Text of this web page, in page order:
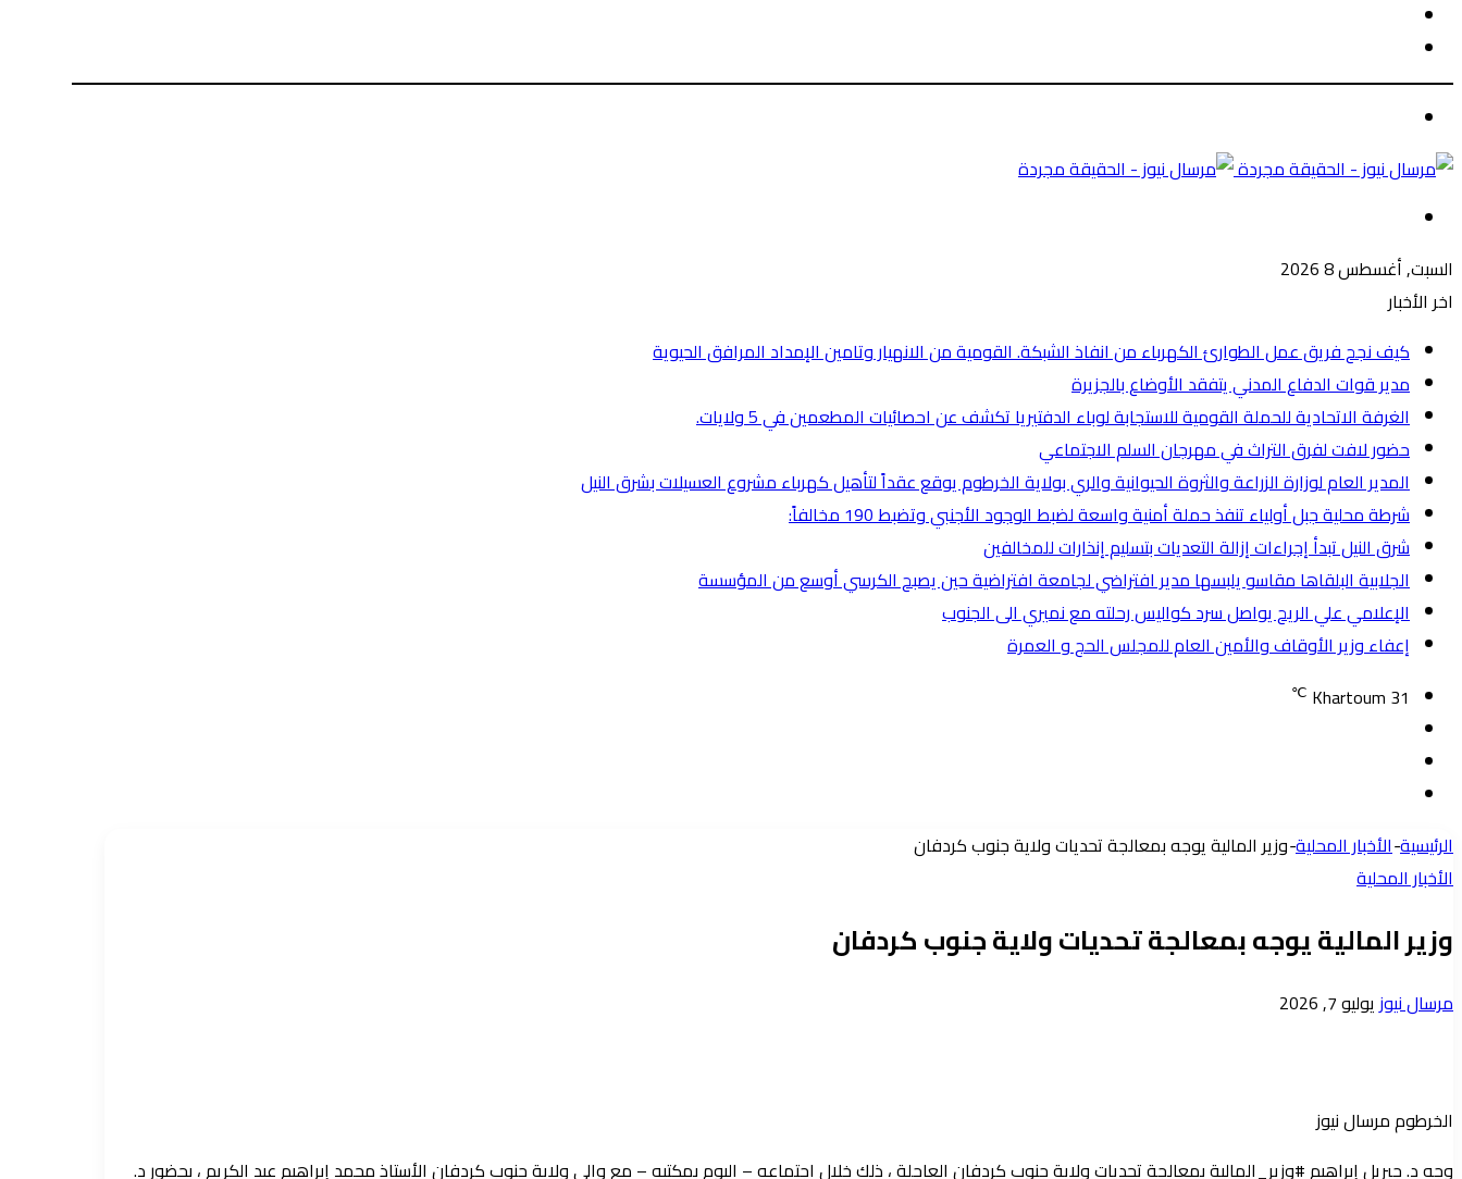
عن
السبت, أغسطس 8 2026
اخر الأخبار
كيف نجح فريق عمل الطوارئ الكهرباء من انفاذ الشبكة. القومية من الانهيار وتامين الإمداد المرافق الحيوية
مدير قوات الدفاع المدني يتفقد الأوضاع بالجزيرة
الغرفة الاتحادية للحملة القومية للاستجابة لوباء الدفتيريا تكشف عن احصائيات المطعمين في 5 ولايات.
حضور لافت لفرق التراث في مهرجان السلم الاجتماعي
المدير العام لوزارة الزراعة والثروة الحيوانية والري بولاية الخرطوم يوقع عقداً لتأهيل كهرباء مشروع العسيلات بشرق النيل
شرطة محلية جبل أولياء تنفذ حملة أمنية واسعة لضبط الوجود الأجنبي وتضبط 190 مخالفاً:
شرق النيل تبدأ إجراءات إزالة التعديات بتسليم إنذارات للمخالفين
الجلابية البلقاها مقاسو يلبسها ​مدير افتراضي لجامعة افتراضية حين يصبح الكرسي أوسع من المؤسسة
الإعلامي علي الريح يواصل سرد كواليس رحلته مع نميري الى الجنوب
إعفاء وزير الأوقاف والأمين العام للمجلس الحج و العمرة
Khartoum 31
℃
جانبيالرئيسية-الأخبار المحلية-وزير المالية يوجه بمعالجة تحديات ولاية جنوب كردفان
الأخبار المحلية
وزير المالية يوجه بمعالجة تحديات ولاية جنوب كردفان
مرسال نيوز أرسل
يوليو 7, 2026
الخرطوم مرسال نيوز
وجه د. جبريل إبراهيم #وزير_المالية بمعالجة تحديات ولاية جنوب كردفان العاجلة ، ذلك خلال اجتماعه – اليوم بمكتبه – مع والي ولاية جنوب كردفان الأستاذ محمد إبراهيم عبد الكريم ، بحضور د.